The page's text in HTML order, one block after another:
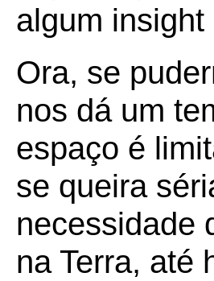
algum
Ora, se
nos dá um
espaço é
se queira
necessidade
na Terra, até